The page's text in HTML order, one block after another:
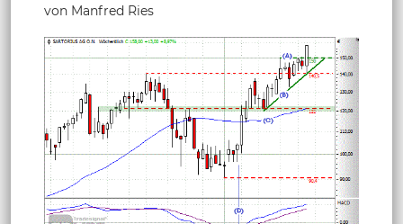
von Manfred Ries